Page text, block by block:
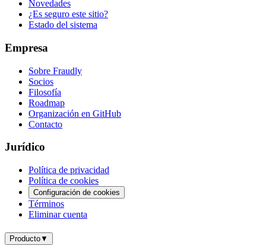
Novedades
¿Es seguro este sitio?
Estado del sistema
Empresa
Sobre Fraudly
Socios
Filosofía
Roadmap
Organización en GitHub
Contacto
Jurídico
Política de privacidad
Política de cookies
Configuración de cookies
Términos
Eliminar cuenta
Producto▼